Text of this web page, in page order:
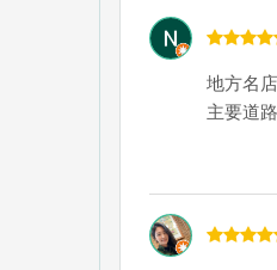
地方名
主要道